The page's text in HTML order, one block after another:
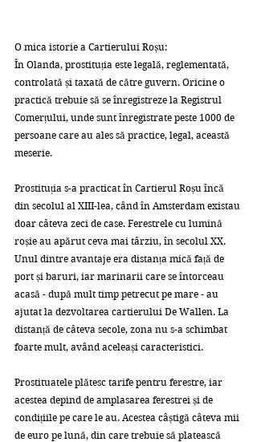
O mica istorie a Cartierului Roșu:
În Olanda, prostituția este legală, reglementată,
controlată și taxată de către guvern. Oricine o
practică trebuie să se înregistreze la Registrul
Comerțului, unde sunt înregistrate peste 1000 de
persoane care au ales să practice, legal, această
meserie.
Prostituția s-a practicat în Cartierul Roșu încă
din secolul al XIII-lea, când în Amsterdam existau
doar câteva zeci de case. Ferestrele cu lumină
roșie au apărut ceva mai târziu, în secolul XX.
Unul dintre avantaje era distanța mică față de
port și baruri, iar marinarii care se întorceau
acasă - după mult timp petrecut pe mare - au
ajutat la dezvoltarea cartierului De Wallen. La
distanță de câteva secole, zona nu s-a schimbat
foarte mult, având aceleași caracteristici.
Prostituatele plătesc tarife pentru ferestre, iar
acestea depind de amplasarea ferestrei și de
condițiile pe care le au. Acestea câștigă câteva mii
de euro pe lună, din care trebuie să platească